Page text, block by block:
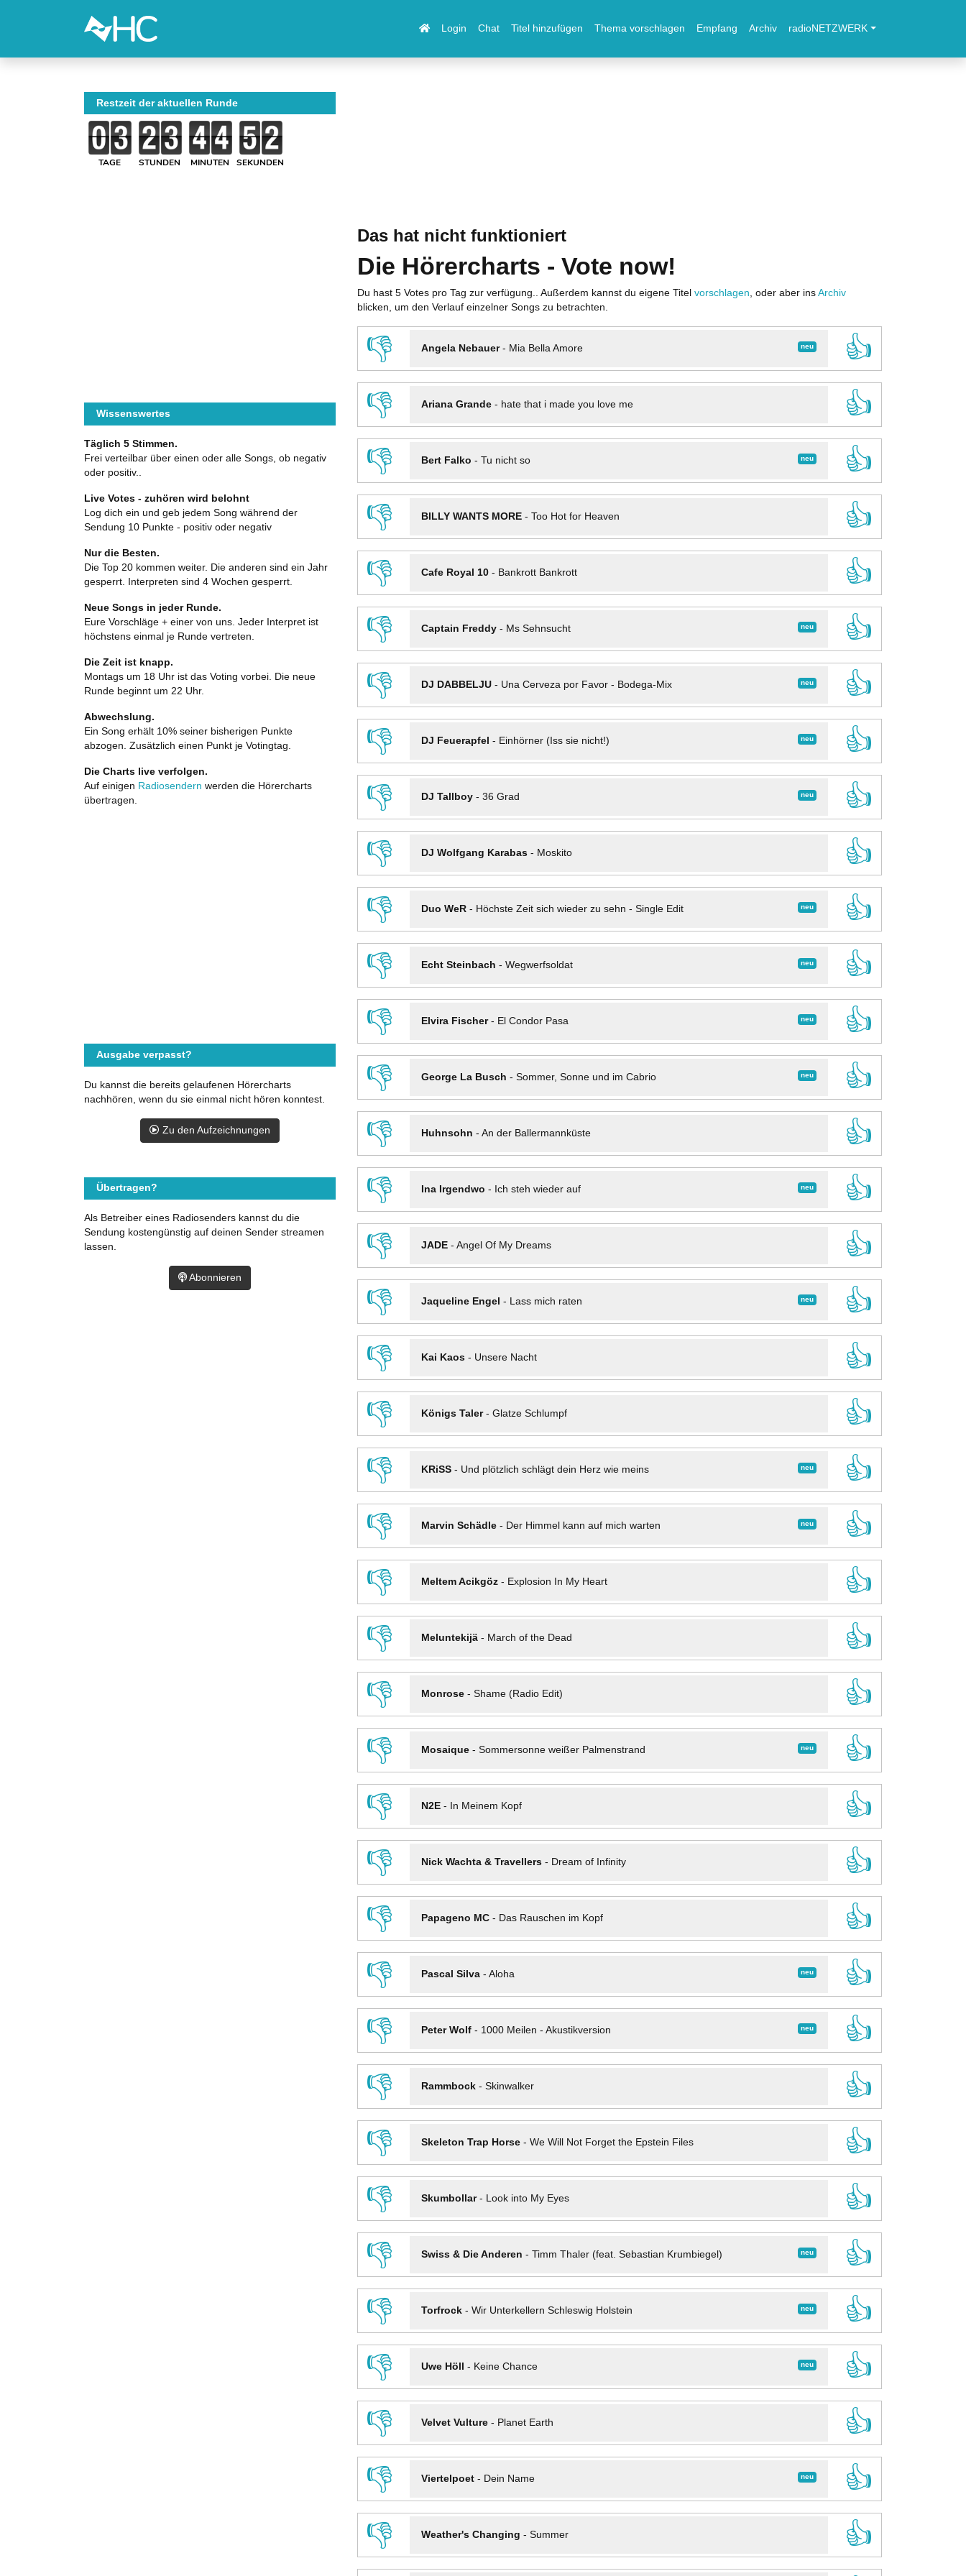
Login Chat Titel hinzufügen Thema vorschlagen Empfang Archiv radioNETZWERK
Das hat nicht funktioniert
Die Hörercharts - Vote now!
Du hast 5 Votes pro Tag zur verfügung.. Außerdem kannst du eigene Titel vorschlagen , oder aber ins Archiv
blicken, um den Verlauf einzelner Songs zu betrachten.
👎 neu
Angela Nebauer- Mia Bella Amore
👍
👎
Ariana Grande- hate that i made you love me
👍
👎
neu
Bert Falko - Tu nicht so
👍
👎
BILLY WANTS MORE- Too Hot for Heaven
👍
👎
Cafe Royal 10- Bankrott Bankrott
👍
👎
neu
Captain Freddy- Ms Sehnsucht
👍
👎
neu
DJ DABBELJU- Una Cerveza por Favor - Bodega-Mix
👍
👎
neu
DJ Feuerapfel - Einhörner (Iss sie nicht!)
👍
👎
neu
DJ Tallboy- 36 Grad
👍
👎
DJ Wolfgang Karabas- Moskito
👍
👎
neu
Duo WeR- Höchste Zeit sich wieder zu sehn - Single Edit
👍
👎
neu
Echt Steinbach - Wegwerfsoldat
👍
👎
neu
Elvira Fischer- El Condor Pasa
👍
👎
neu
George La Busch - Sommer, Sonne und im Cabrio
👍
👎
Huhnsohn - An der Ballermannküste
👍
👎
neu
Ina Irgendwo - Ich steh wieder auf
👍
👎
JADE- Angel Of My Dreams
👍
👎
neu
Jaqueline Engel - Lass mich raten
👍
👎
Kai Kaos- Unsere Nacht
👍
👎
Königs Taler- Glatze Schlumpf
👍
👎
neu
KRiSS- Und plötzlich schlägt dein Herz wie meins
👍
👎
neu
Marvin Schädle- Der Himmel kann auf mich warten
👍
👎
Meltem Acikgöz- Explosion In My Heart
👍
👎
Meluntekijä- March of the Dead
👍
👎
Monrose- Shame (Radio Edit)
👍
👎
neu
Mosaique- Sommersonne weißer Palmenstrand
👍
👎
N2E- In Meinem Kopf
👍
👎
Nick Wachta & Travellers- Dream of Infinity
👍
👎
Papageno MC- Das Rauschen im Kopf
👍
👎
neu
Pascal Silva- Aloha
👍
👎
neu
Peter Wolf- 1000 Meilen - Akustikversion
👍
👎
Rammbock- Skinwalker
👍
👎
Skeleton Trap Horse- We Will Not Forget the Epstein Files
👍
👎
Skumbollar- Look into My Eyes
👍
👎
neu
Swiss & Die Anderen - Timm Thaler (feat. Sebastian Krumbiegel)
👍
👎
neu
Torfrock- Wir Unterkellern Schleswig Holstein
👍
👎
neu
Uwe Höll - Keine Chance
👍
👎
Velvet Vulture- Planet Earth
👍
👎
neu
Viertelpoet- Dein Name
👍
👎
Weather's Changing - Summer
👍
Restzeit der aktuellen Runde
TAGE STUNDEN MINUTEN SEKUNDEN
Wissenswertes
Täglich 5 Stimmen.
Frei verteilbar über einen oder alle Songs, ob negativ
oder positiv..
Live Votes - zuhören wird belohnt
Log dich ein und geb jedem Song während der
Sendung 10 Punkte - positiv oder negativ
Nur die Besten.
Die Top 20 kommen weiter. Die anderen sind ein Jahr
gesperrt. Interpreten sind 4 Wochen gesperrt.
Neue Songs in jeder Runde.
Eure Vorschläge + einer von uns. Jeder Interpret ist
höchstens einmal je Runde vertreten.
Die Zeit ist knapp.
Montags um 18 Uhr ist das Voting vorbei. Die neue
Runde beginnt um 22 Uhr.
Abwechslung.
Ein Song erhält 10% seiner bisherigen Punkte
abzogen. Zusätzlich einen Punkt je Votingtag.
Die Charts live verfolgen.
Auf einigen Radiosendern werden die Hörercharts
übertragen.
Ausgabe verpasst?
Du kannst die bereits gelaufenen Hörercharts
nachhören, wenn du sie einmal nicht hören konntest.
Zu den Aufzeichnungen
Übertragen?
Als Betreiber eines Radiosenders kannst du die
Sendung kostengünstig auf deinen Sender streamen
lassen.
Abonnieren